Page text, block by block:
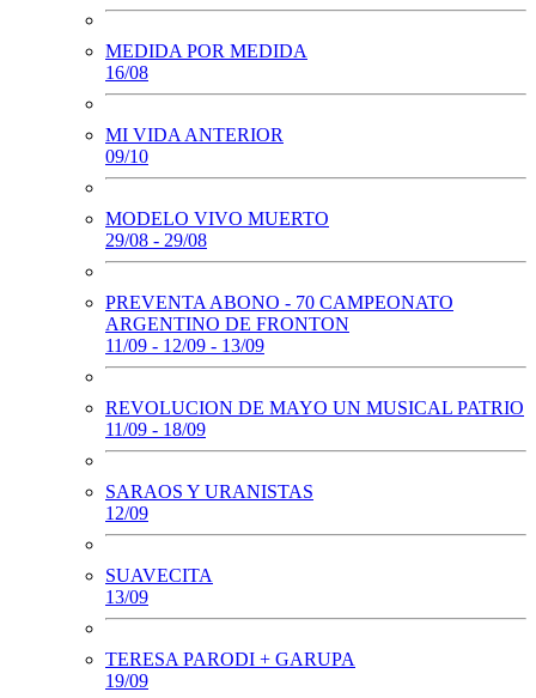
MEDIDA POR MEDIDA
16/08
MI VIDA ANTERIOR
09/10
MODELO VIVO MUERTO
29/08 - 29/08
PREVENTA ABONO - 70 CAMPEONATO
ARGENTINO DE FRONTON
11/09 - 12/09 - 13/09
REVOLUCION DE MAYO UN MUSICAL PATRIO
11/09 - 18/09
SARAOS Y URANISTAS
12/09
SUAVECITA
13/09
TERESA PARODI + GARUPA
19/09